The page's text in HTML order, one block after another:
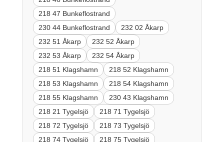
218 47 Bunkeflostrand
230 44 Bunkeflostrand
232 02 Åkarp
232 51 Åkarp
232 52 Åkarp
232 53 Åkarp
232 54 Åkarp
218 51 Klagshamn
218 52 Klagshamn
218 53 Klagshamn
218 54 Klagshamn
218 55 Klagshamn
230 43 Klagshamn
218 21 Tygelsjö
218 71 Tygelsjö
218 72 Tygelsjö
218 73 Tygelsjö
218 74 Tygelsjö
218 75 Tygelsjö